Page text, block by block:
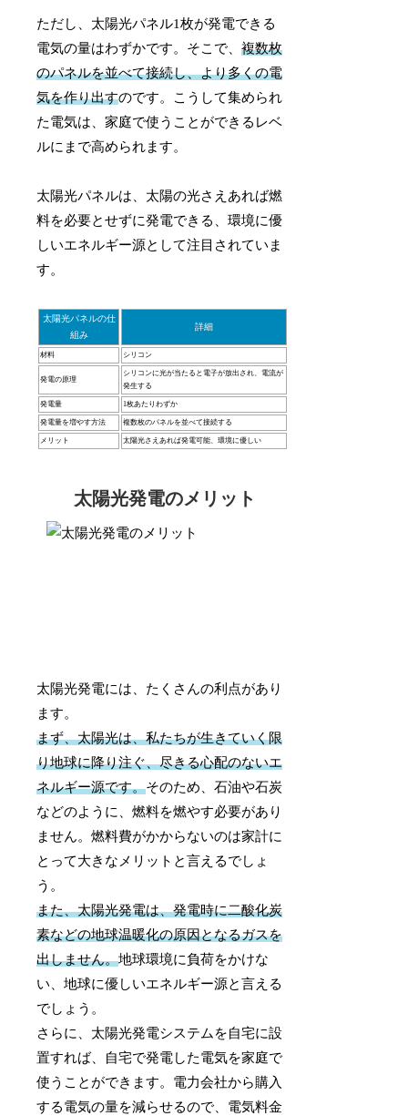
ただし、太陽光パネル1枚が発電できる
電気の量はわずかです。そこで、複数枚
のパネルを並べて接続し、より多くの電
気を作り出すのです。こうして集められ
た電気は、家庭で使うことができるレベ
ルにまで高められます。
太陽光パネルは、太陽の光さえあれば燃
料を必要とせずに発電できる、環境に優
しいエネルギー源として注目されていま
す。
太陽光パネルの仕
組み
詳細
材料 シリコン
発電の原理
シリコンに光が当たると電子が放出され、電流が
発生する
発電量 1枚あたりわずか
発電量を増やす方法 複数枚のパネルを並べて接続する
メリット 太陽光さえあれば発電可能、環境に優しい
太陽光発電のメリット
太陽光発電には、たくさんの利点があり
ます。
まず、太陽光は、私たちが生きていく限
り地球に降り注ぐ、尽きる心配のないエ
ネルギー源です。そのため、石油や石炭
などのように、燃料を燃やす必要があり
ません。燃料費がかからないのは家計に
とって大きなメリットと言えるでしょ
う。
また、太陽光発電は、発電時に二酸化炭
素などの地球温暖化の原因となるガスを
出しません。地球環境に負荷をかけな
い、地球に優しいエネルギー源と言える
でしょう。
さらに、太陽光発電システムを自宅に設
置すれば、自宅で発電した電気を家庭で
使うことができます。電力会社から購入
する電気の量を減らせるので、電気料金